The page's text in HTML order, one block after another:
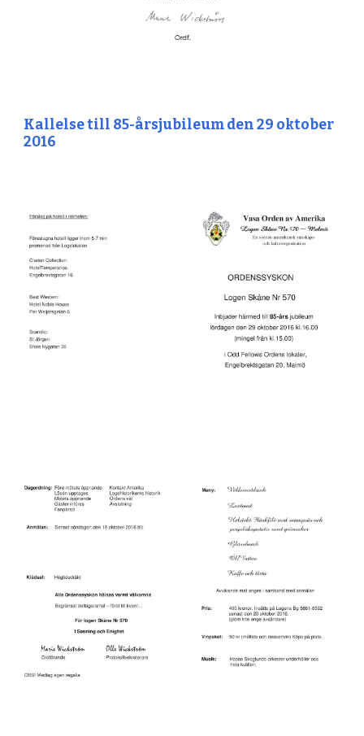
Kallelse till 85-årsjubileum den 29 oktober
2016